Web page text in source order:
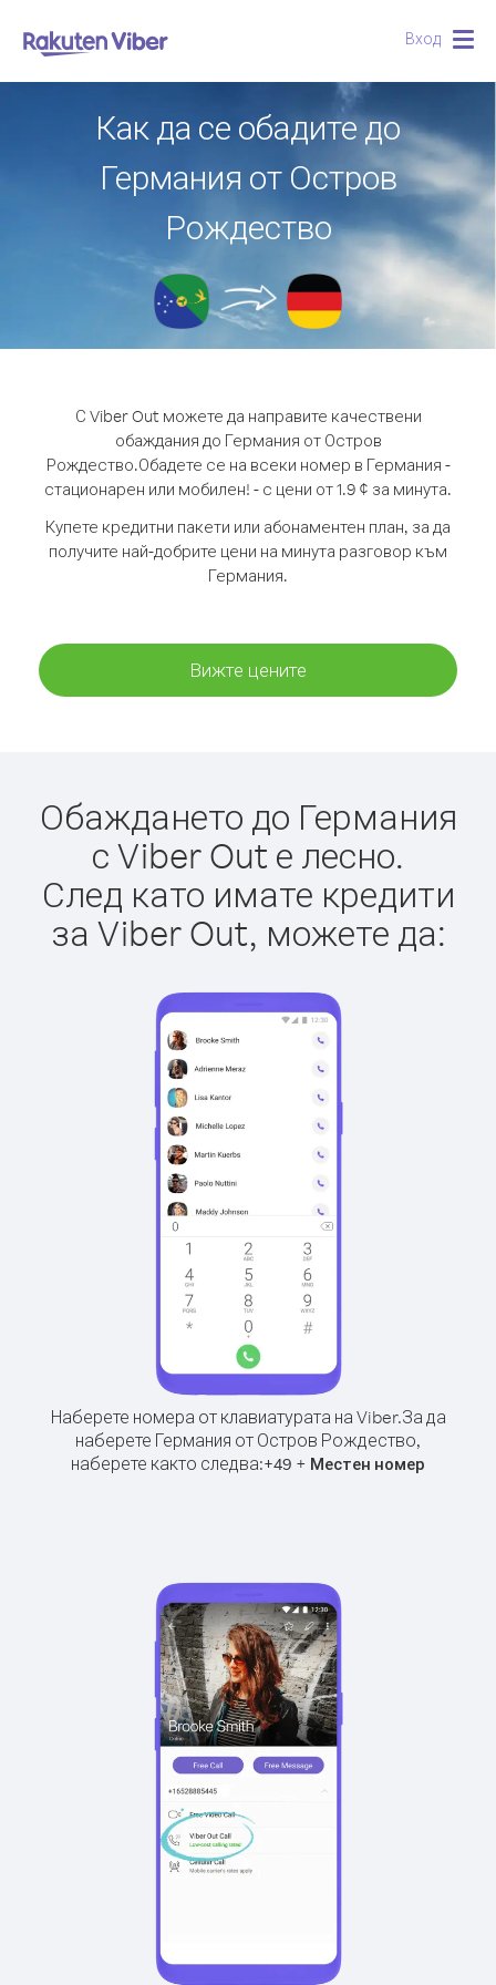
Вход
Как да се обадите до
Германия от Остров
Рождество
С Viber Out можете да направите качествени
обаждания до Германия от Остров
Рождество.Обадете се на всеки номер в Германия -
стационарен или мобилен! - с цени от 1.9 ¢ за минута.
Купете кредитни пакети или абонаментен план, за да
получите най-добрите цени на минута разговор към
Германия.
Вижте цените
Обаждането до Германия
с Viber Out е лесно.
След като имате кредити
за Viber Out, можете да:
Наберете номера от клавиатурата на Viber.За да
наберете Германия от Остров Рождество,
наберете както следва:+49 + Местен номер